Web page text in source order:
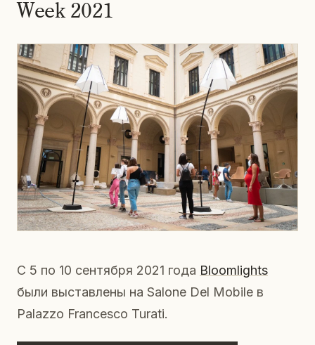
Week 2021
С 5 по 10 сентября 2021 года Bloomlights
были выставлены на Salone Del Mobile в
Palazzo Francesco Turati.